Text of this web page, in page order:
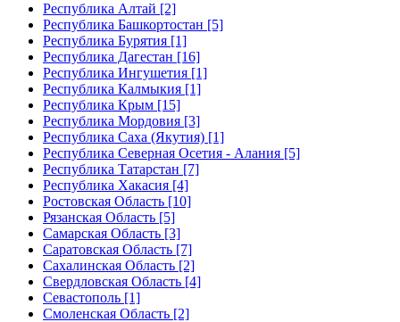
Республика Алтай [2]
Республика Башкортостан [5]
Республика Бурятия [1]
Республика Дагестан [16]
Республика Ингушетия [1]
Республика Калмыкия [1]
Республика Крым [15]
Республика Мордовия [3]
Республика Саха (Якутия) [1]
Республика Северная Осетия - Алания [5]
Республика Татарстан [7]
Республика Хакасия [4]
Ростовская Область [10]
Рязанская Область [5]
Самарская Область [3]
Саратовская Область [7]
Сахалинская Область [2]
Свердловская Область [4]
Севастополь [1]
Смоленская Область [2]